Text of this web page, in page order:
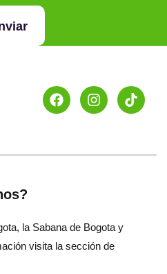
la Sabana de Bogota y
visita la sección de